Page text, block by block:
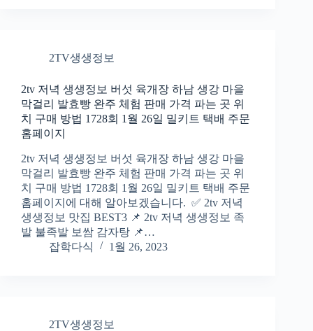
2TV생생정보
2tv 저녁 생생정보 버섯 육개장 하남 생강 마을
막걸리 발효빵 완주 체험 판매 가격 파는 곳 위
치 구매 방법 1728회 1월 26일 밀키트 택배 주문
홈페이지
2tv 저녁 생생정보 버섯 육개장 하남 생강 마을
막걸리 발효빵 완주 체험 판매 가격 파는 곳 위
치 구매 방법 1728회 1월 26일 밀키트 택배 주문
홈페이지에 대해 알아보겠습니다. ✅ 2tv 저녁
생생정보 맛집 BEST3 📌 2tv 저녁 생생정보 족
발 불족발 보쌈 감자탕 📌…
잡학다식
1월 26, 2023
2TV생생정보